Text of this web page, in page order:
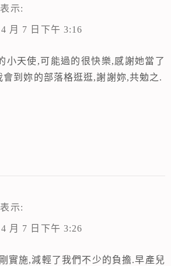
表示:
月 7 日下午 3:16
小天使,可能過的很快樂,感謝她當了
到妳的部落格逛逛,謝謝妳,共勉之.
表示:
月 7 日下午 3:26
實施,減輕了我們不少的負擔.早產兒